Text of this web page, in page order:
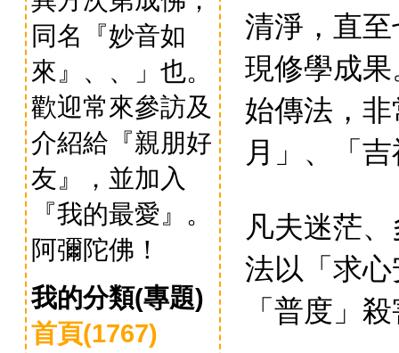
同名『妙音如
來』、、」也。
歡迎常來參訪及
介紹給『親朋好
友』，並加入
『我的最愛』。
阿彌陀佛！
我的分類(專題)
首頁(1767)
清淨，直
現修學成
始傳法，
月」、「
凡夫迷茫
法以「求
「普度」